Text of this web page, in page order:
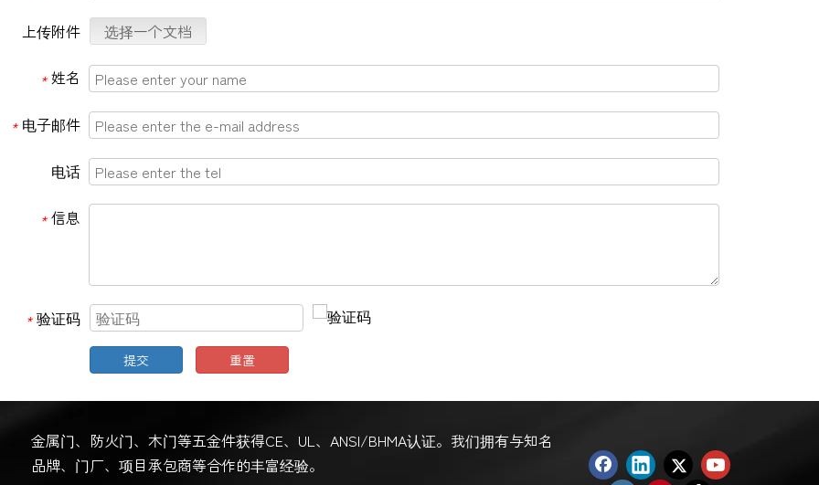
上传附件 选择一个文档
* 姓名
* 电子邮件
电话
* 信息
* 验证码
提交 重置
金属门、防火门、木门等五金件获得CE、UL、ANSI/BHMA认证。我们拥有与知名
品牌、门厂、项目承包商等合作的丰富经验。